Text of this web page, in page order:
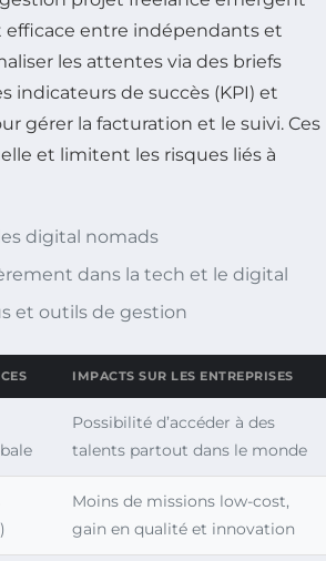
entre indépendants et
les attentes via des briefs
indicateurs de succès (KPI) et
gérer la facturation et le suivi. Ces
et limitent les risques liés à
digital nomads
dans la tech et le digital
et outils de gestion
IMPACTS SUR LES ENTREPRISES
Possibilité d’accéder à des
talents partout dans le monde
Moins de missions low-cost,
gain en qualité et innovation